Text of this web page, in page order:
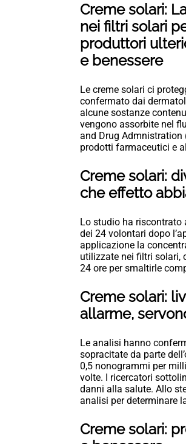
Creme solari:
nei filtri solari
produttori
e benessere
Le creme solari ci
confermato dai
alcune sostanze
vengono assorbite nel
and Drug Admnistration
prodotti farmaceutici e
Creme solari:
che effetto
Lo studio ha riscontrato
dei 24 volontari dopo
applicazione la
utilizzate nei filtri solari,
24 ore per smaltirle
Creme solari:
allarme,
Le analisi hanno
sopracitate da parte
0,5 nonogrammi per
volte. I ricercatori
danni alla salute. Allo
analisi per determinare
Creme solari: